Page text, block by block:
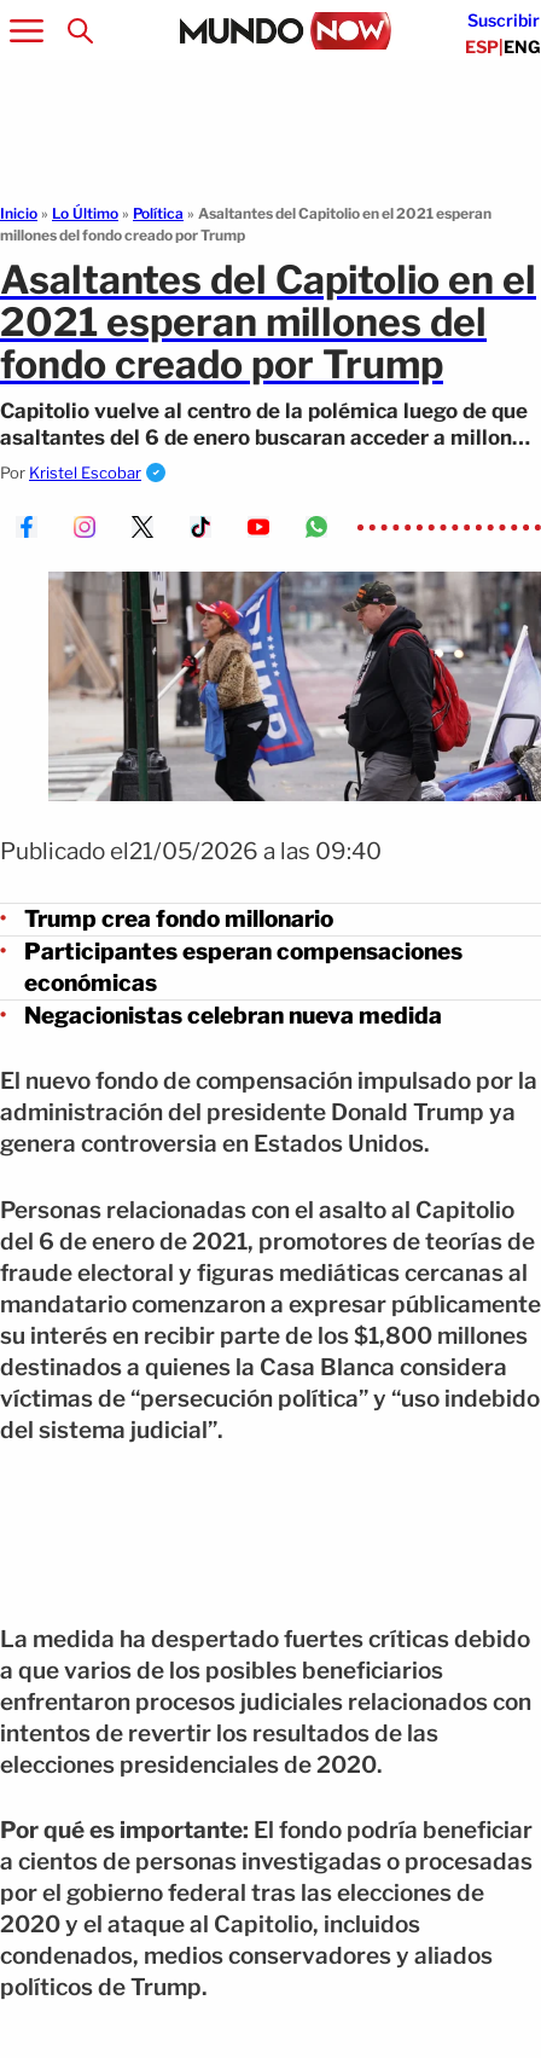
Suscribir
ESP|ENG
Inicio » Lo Último » Política » Asaltantes del Capitolio en el 2021 esperan
millones del fondo creado por Trump
Asaltantes del Capitolio en el
2021 esperan millones del
fondo creado por Trump
Capitolio vuelve al centro de la polémica luego de que
asaltantes del 6 de enero buscaran acceder a millones
del nuevo fondo de Trump.
Por Kristel Escobar
Publicado el21/05/2026 a las 09:40
Trump crea fondo millonario
Participantes esperan compensaciones
económicas
Negacionistas celebran nueva medida
El nuevo fondo de compensación impulsado por la
administración del presidente Donald Trump ya
genera controversia en Estados Unidos.
Personas relacionadas con el asalto al Capitolio
del 6 de enero de 2021, promotores de teorías de
fraude electoral y figuras mediáticas cercanas al
mandatario comenzaron a expresar públicamente
su interés en recibir parte de los $1,800 millones
destinados a quienes la Casa Blanca considera
víctimas de “persecución política” y “uso indebido
del sistema judicial”.
La medida ha despertado fuertes críticas debido
a que varios de los posibles beneficiarios
enfrentaron procesos judiciales relacionados con
intentos de revertir los resultados de las
elecciones presidenciales de 2020.
Por qué es importante: El fondo podría beneficiar
a cientos de personas investigadas o procesadas
por el gobierno federal tras las elecciones de
2020 y el ataque al Capitolio, incluidos
condenados, medios conservadores y aliados
políticos de Trump.